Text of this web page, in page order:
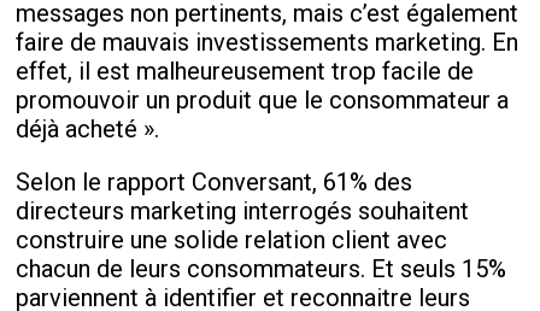
messages non pertinents, mais c’est également
faire de mauvais investissements marketing. En
effet, il est malheureusement trop facile de
promouvoir un produit que le consommateur a
déjà acheté ».
Selon le rapport Conversant, 61% des
directeurs marketing interrogés souhaitent
construire une solide relation client avec
chacun de leurs consommateurs. Et seuls 15%
parviennent à identifier et reconnaitre leurs